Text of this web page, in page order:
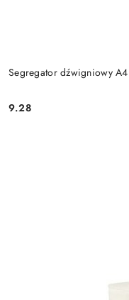
Segregator dźwigniowy
Cena:
9.28